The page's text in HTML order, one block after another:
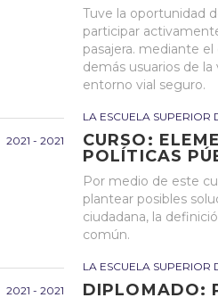
Tuve la oportunidad
participar
pasajera. mediante
demás usuarios de
entorno vial seguro.
2021 - 2021
LA ESCUELA SUPERIOR
CURSO:
POLÍTICAS
Por medio de este
plantear posibles
ciudadana, la
común.
2021 - 2021
LA ESCUELA SUPERIOR
DIPLOMADO: